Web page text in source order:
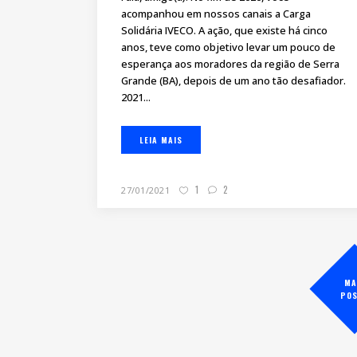
acompanhou em nossos canais a Carga
Solidária IVECO. A ação, que existe há cinco
anos, teve como objetivo levar um pouco de
esperança aos moradores da região de Serra
Grande (BA), depois de um ano tão desafiador.
2021...
LEIA MAIS
27/01/2021 1 2